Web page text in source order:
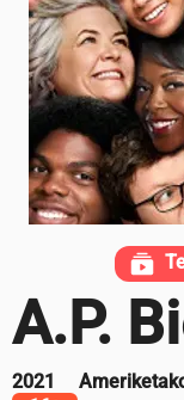
A.P.
2021